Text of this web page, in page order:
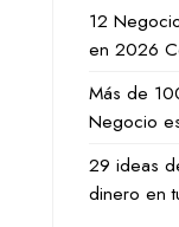
12
en 2026
Más de
Negocio
29 ideas
dinero en